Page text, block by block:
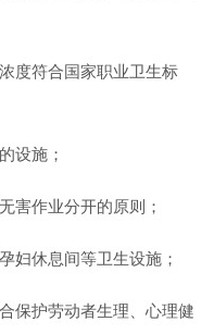
度符合国家职业卫生标
设施；
害作业分开的原则；
妇休息间等卫生设施；
保护劳动者生理、心理健